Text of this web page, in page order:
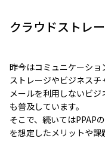
クラウドストレ
昨今はコミュニケーシ
ストレージやビジネス
メールを利用しないビ
も普及しています。
そこで、続いてはPPAP
を想定したメリットや課